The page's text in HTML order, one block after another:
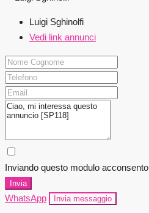
Luigi Sghinolfi
Vedi link annunci
Inviando questo modulo acconsento
Invia
WhatsApp Invia messaggio